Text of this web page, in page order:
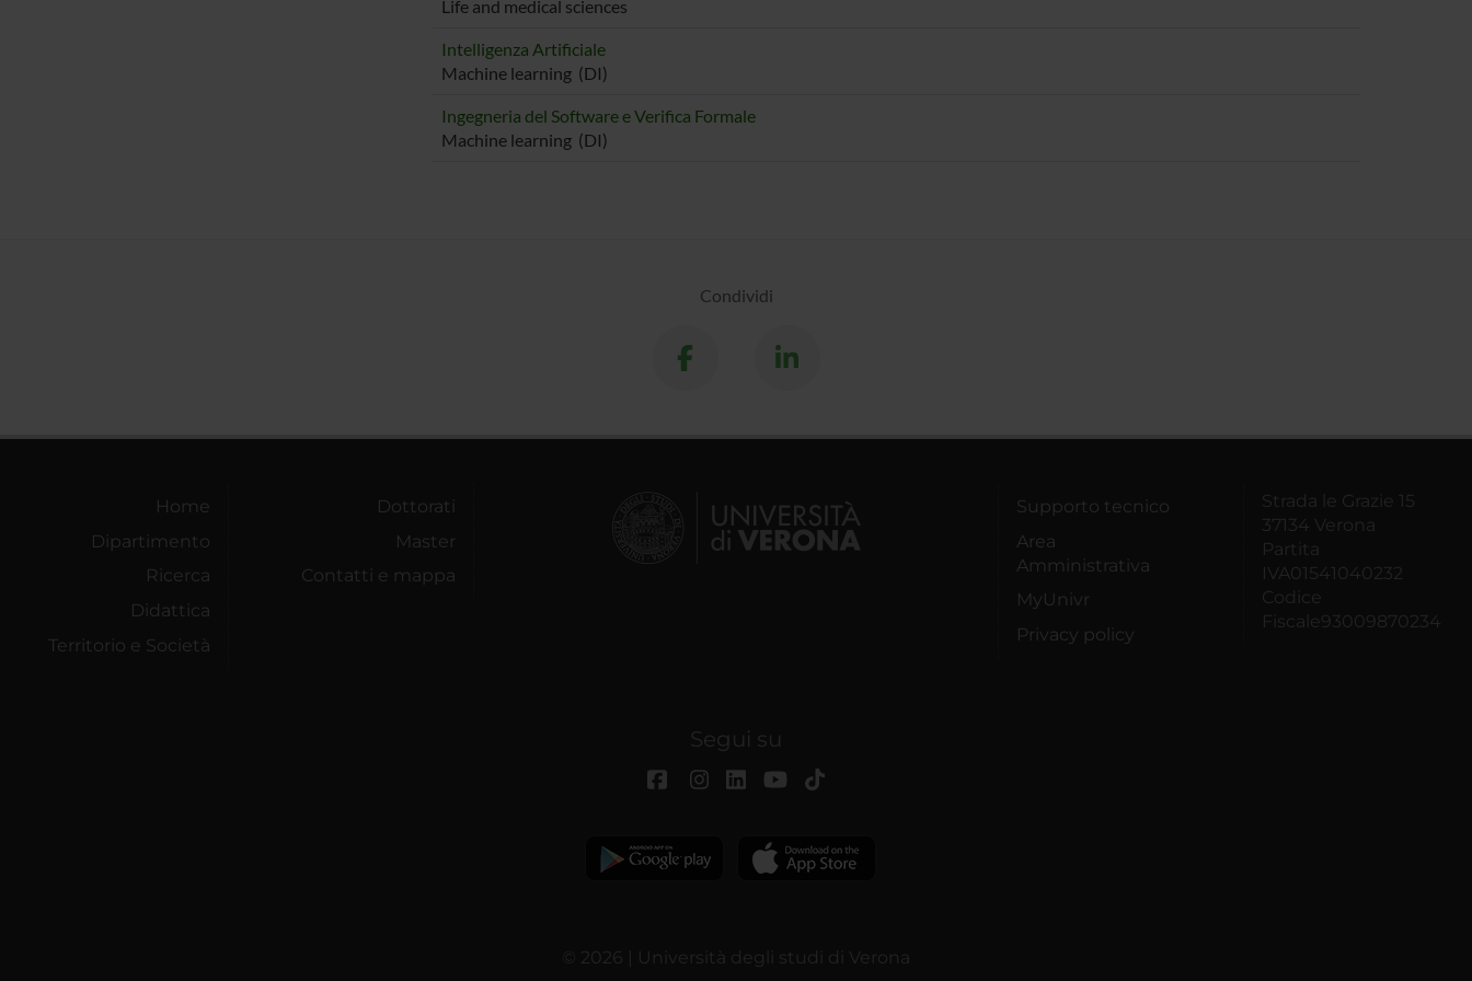
Life and medical sciences
Intelligenza Artificiale
Machine learning (DI)
Ingegneria del Software e Verifica Formale
Machine learning (DI)
Condividi
Home
Dipartimento
Ricerca
Didattica
Territorio e Società
Dottorati
Master
Contatti e mappa
Supporto tecnico
Area
Amministrativa
MyUnivr
Privacy policy
Strada le Grazie 15
37134 Verona
Partita
IVA01541040232
Codice
Fiscale93009870234
Segui su
© 2026 | Università degli studi di Verona